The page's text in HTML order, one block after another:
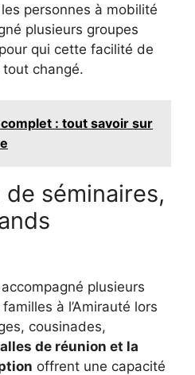
personnes à mobilité
plusieurs groupes
qui cette facilité de
changé.
: tout savoir sur
séminaires,
plusieurs
à l’Amirauté lors
cousinades,
de réunion et la
offrent une capacité